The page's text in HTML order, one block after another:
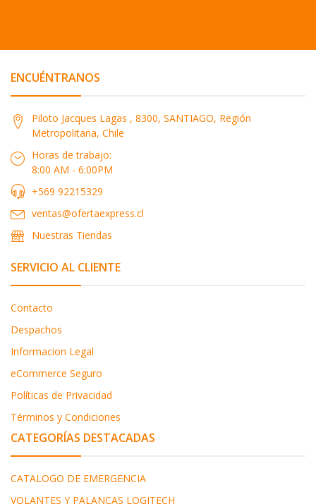
ENCUÉNTRANOS
Piloto Jacques Lagas , 8300, SANTIAGO, Región
Metropolitana, Chile
Horas de trabajo:
8:00 AM - 6:00PM
+569 92215329
ventas@ofertaexpress.cl
Nuestras Tiendas
SERVICIO AL CLIENTE
Contacto
Despachos
Informacion Legal
eCommerce Seguro
Políticas de Privacidad
Términos y Condiciones
CATEGORÍAS DESTACADAS
CATALOGO DE EMERGENCIA
VOLANTES Y PALANCAS LOGITECH